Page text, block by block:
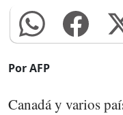
Por AFP
Canadá y varios